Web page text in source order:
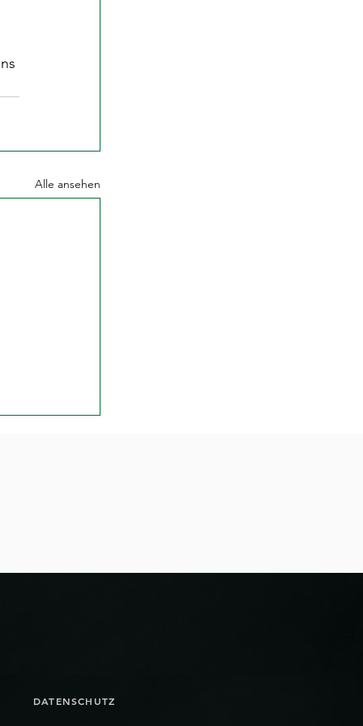
Alle ansehen
Wunder
DATENSCHUTZ